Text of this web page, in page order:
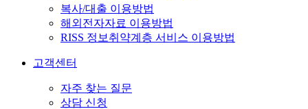
복사/대출 이용방법
해외전자자료 이용방법
RISS 정보취약계층 서비스 이용방법
고객센터
자주 찾는 질문
상담 신청